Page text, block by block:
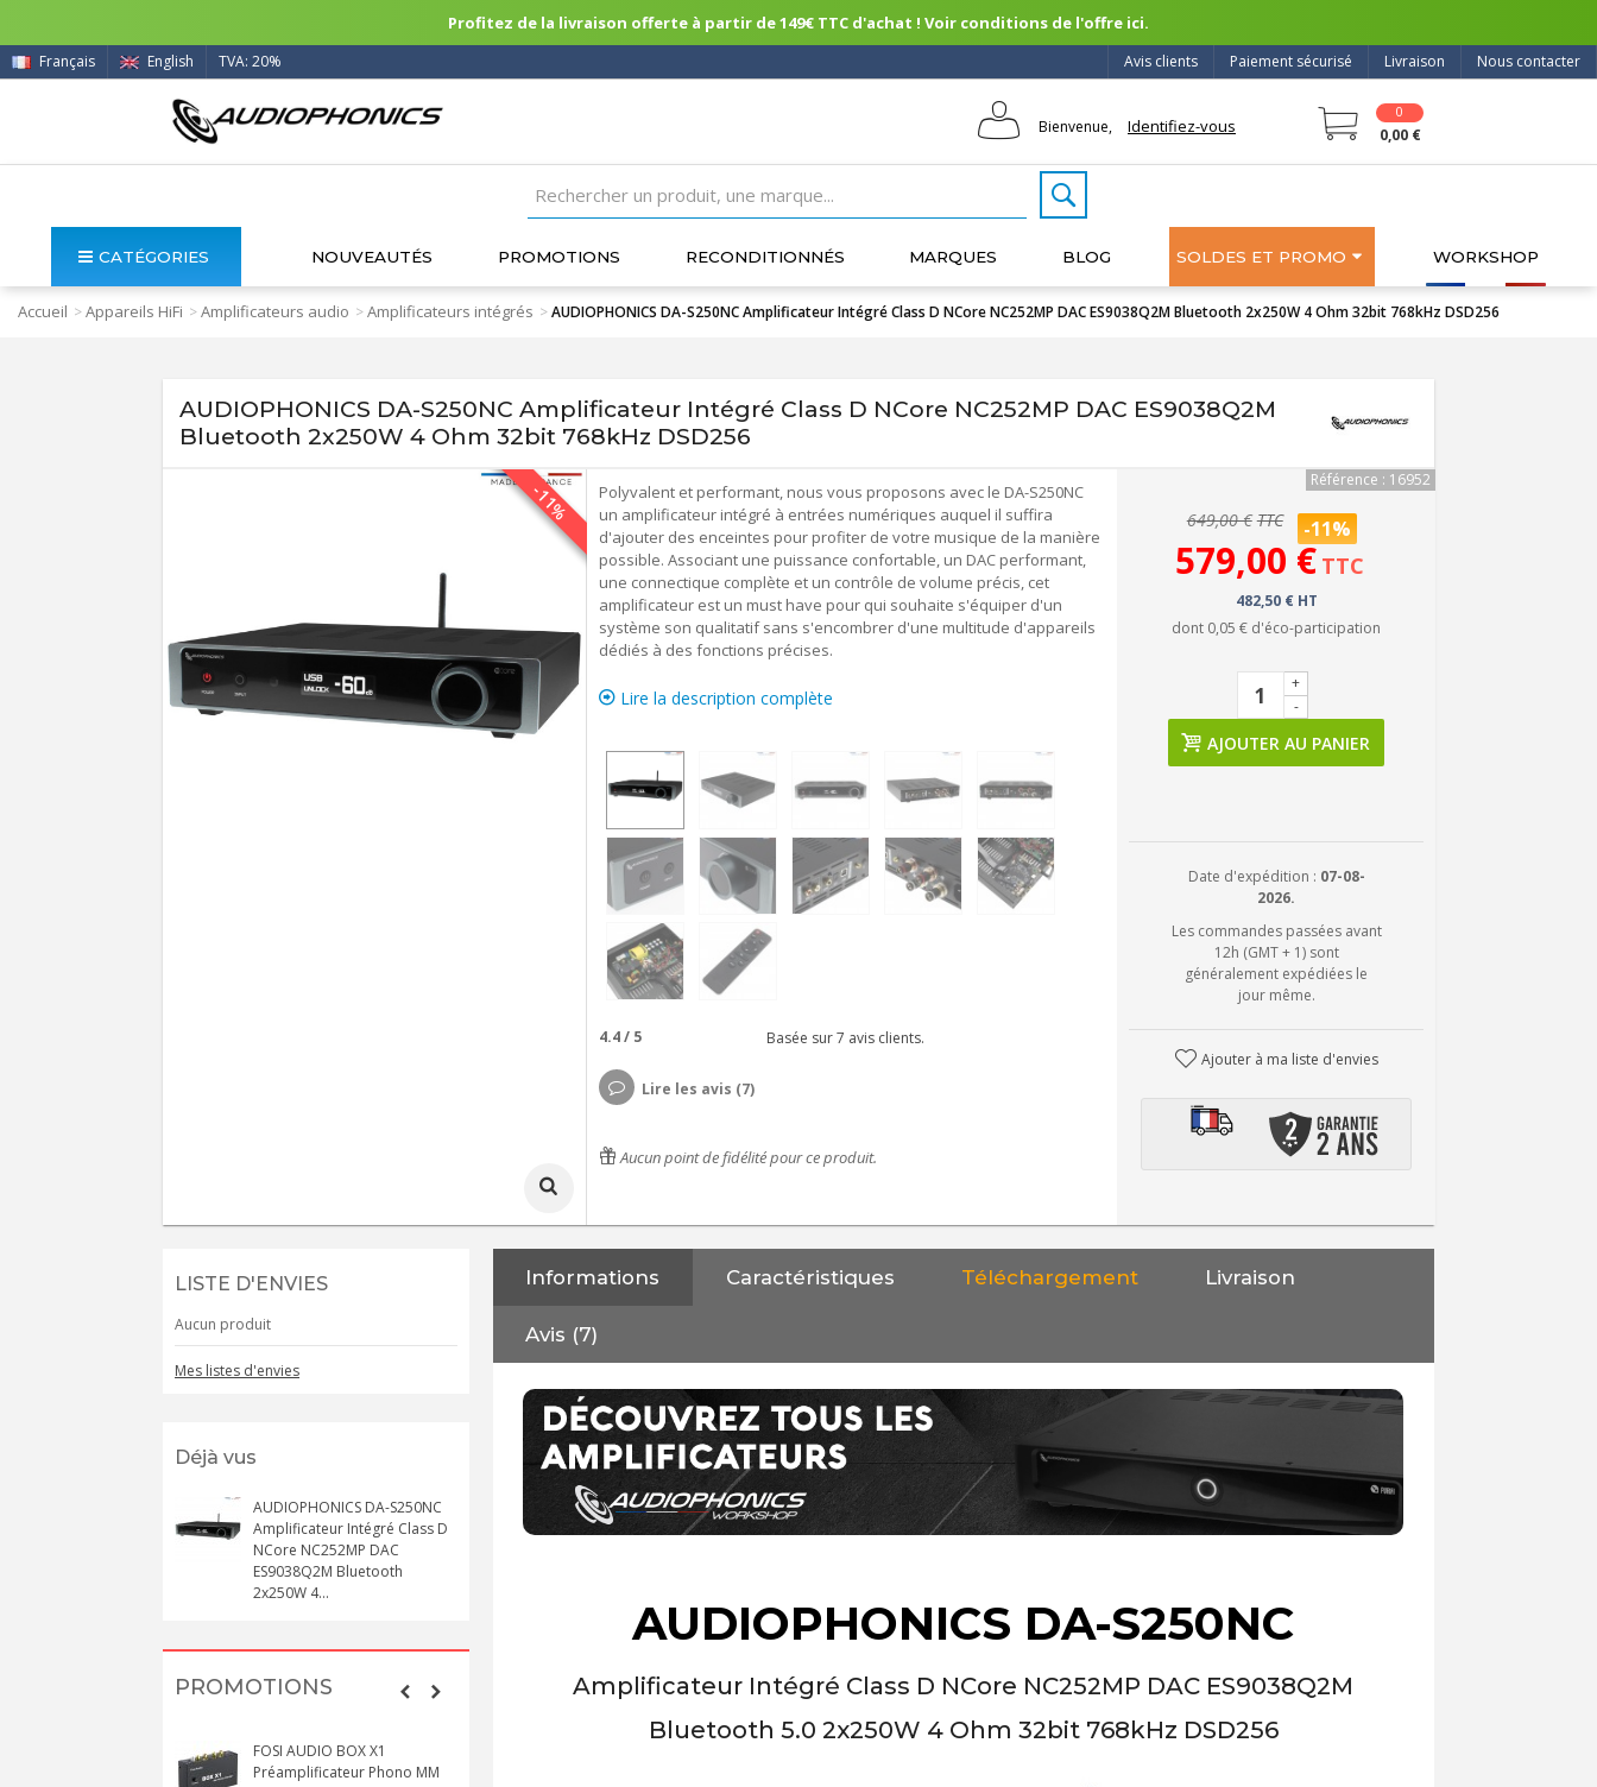
Profitez de la livraison offerte à partir de 149€ TTC d'achat ! Voir conditions de l'offre ici.
Nous contacter
Livraison
Paiement sécurisé
Avis clients
Français English TVA: 20%
Bienvenue, Identifiez-vous
0
0,00 €
CATÉGORIES NOUVEAUTÉS PROMOTIONS RECONDITIONNÉS MARQUES BLOG SOLDES ET PROMO WORKSHOP
Accueil >Appareils HiFi >Amplificateurs audio >Amplificateurs intégrés >AUDIOPHONICS DA-S250NC Amplificateur Intégré Class D NCore NC252MP DAC ES9038Q2M Bluetooth 2x250W 4 Ohm 32bit 768kHz DSD256
AUDIOPHONICS DA-S250NC Amplificateur Intégré Class D NCore NC252MP DAC ES9038Q2M
Bluetooth 2x250W 4 Ohm 32bit 768kHz DSD256
-11%
Polyvalent et performant, nous vous proposons avec le DA-S250NC
un amplificateur intégré à entrées numériques auquel il suffira
d'ajouter des enceintes pour profiter de votre musique de la manière
possible. Associant une puissance confortable, un DAC performant,
une connectique complète et un contrôle de volume précis, cet
amplificateur est un must have pour qui souhaite s'équiper d'un
système son qualitatif sans s'encombrer d'une multitude d'appareils
dédiés à des fonctions précises.
Lire la description complète
4.4/ 5 Basée sur7 avis clients.
Lire les avis (7)
Aucun point de fidélité pour ce produit.
Référence : 16952
649,00 € TTC -11%
579,00 € TTC
482,50 € HT
dont 0,05 € d'éco-participation
-
+
AJOUTER AU PANIER
Date d'expédition : 07-08-
2026.
Les commandes passées avant
12h (GMT + 1) sont
généralement expédiées le
jour même.
Ajouter à ma liste d'envies
LISTE D'ENVIES
Aucun produit
Mes listes d'envies
Déjà vus
AUDIOPHONICS DA-S250NC
Amplificateur Intégré Class D
NCore NC252MP DAC
ES9038Q2M Bluetooth
2x250W 4...
PROMOTIONS
FOSI AUDIO BOX X1
Préamplificateur Phono MM
Informations Caractéristiques Téléchargement Livraison
Avis (7)
AUDIOPHONICS DA-S250NC
Amplificateur Intégré Class D NCore NC252MP DAC ES9038Q2M
Bluetooth 5.0 2x250W 4 Ohm 32bit 768kHz DSD256